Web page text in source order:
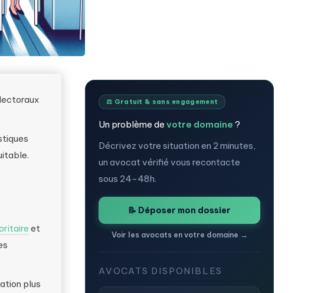
et
plus
⚖️ Gratuit & sans engagement
Un problème de votre domaine ?
Décrivez votre situation en 2 minutes,
un avocat vérifié vous recontacte
sous 24-48h.
📝 Déposer mon dossier
Voir les avocats en votre domaine →
AVOCATS DISPONIBLES